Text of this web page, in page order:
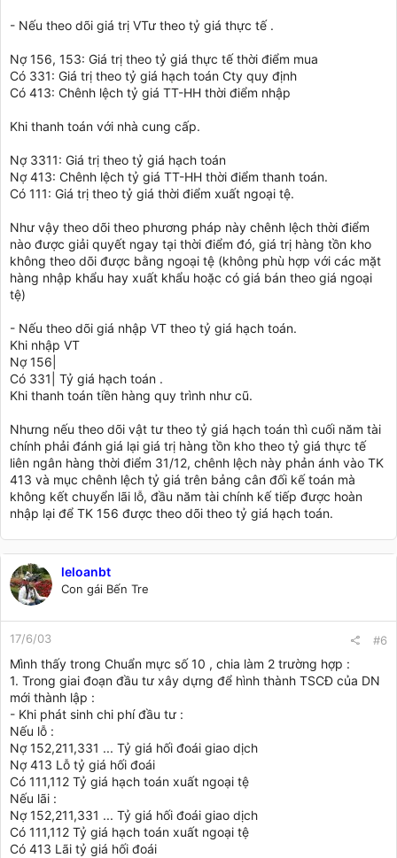
- Nếu theo dõi giá trị VTư theo tỷ giá thực tế .
Nợ 156, 153: Giá trị theo tỷ giá thực tế thời điểm mua
Có 331: Giá trị theo tỷ giá hạch toán Cty quy định
Có 413: Chênh lệch tỷ giá TT-HH thời điểm nhập
Khi thanh toán với nhà cung cấp.
Nợ 3311: Giá trị theo tỷ giá hạch toán
Nợ 413: Chênh lệch tỷ giá TT-HH thời điểm thanh toán.
Có 111: Giá trị theo tỷ giá thời điểm xuất ngoại tệ.
Như vậy theo dõi theo phương pháp này chênh lệch thời điểm
nào được giải quyết ngay tại thời điểm đó, giá trị hàng tồn kho
không theo dõi được bằng ngoại tệ (không phù hợp với các mặt
hàng nhập khẩu hay xuất khẩu hoặc có giá bán theo giá ngoại
tệ)
- Nếu theo dõi giá nhập VT theo tỷ giá hạch toán.
Khi nhập VT
Nợ 156|
Có 331| Tỷ giá hạch toán .
Khi thanh toán tiền hàng quy trình như cũ.
Nhưng nếu theo dõi vật tư theo tỷ giá hạch toán thì cuối năm tài
chính phải đánh giá lại giá trị hàng tồn kho theo tỷ giá thực tế
liên ngân hàng thời điểm 31/12, chênh lệch này phản ánh vào TK
413 và mục chênh lệch tỷ giá trên bảng cân đối kế toán mà
không kết chuyển lãi lỗ, đầu năm tài chính kế tiếp được hoàn
nhập lại để TK 156 được theo dõi theo tỷ giá hạch toán.
leloanbt
Con gái Bến Tre
17/6/03 #6
Mình thấy trong Chuẩn mực số 10 , chia làm 2 trường hợp :
1. Trong giai đoạn đầu tư xây dựng để hình thành TSCĐ của DN
mới thành lập :
- Khi phát sinh chi phí đầu tư :
Nếu lỗ :
Nợ 152,211,331 ... Tỷ giá hối đoái giao dịch
Nợ 413 Lỗ tỷ giá hối đoái
Có 111,112 Tỷ giá hạch toán xuất ngoại tệ
Nếu lãi :
Nợ 152,211,331 ... Tỷ giá hối đoái giao dịch
Có 111,112 Tỷ giá hạch toán xuất ngoại tệ
Có 413 Lãi tỷ giá hối đoái